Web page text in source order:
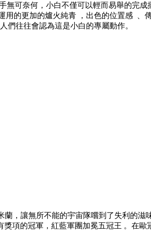
奈何，小白不僅可以輕而易舉的完成擺脫
的更加的爐火純青 ，出色的位置感 
們往往會認為這是小白的專屬動作 。
，讓無所不能的宇宙隊嚐到了失利的滋
獎項的冠軍，紅藍軍團加冕五冠王 